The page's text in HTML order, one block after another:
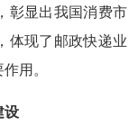
彰显出我国消费市
体现了邮政快递业
用。
设